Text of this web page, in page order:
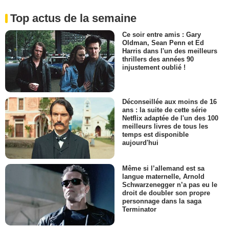
Top actus de la semaine
Ce soir entre amis : Gary
Oldman, Sean Penn et Ed
Harris dans l'un des meilleurs
thrillers des années 90
injustement oublié !
Déconseillée aux moins de 16
ans : la suite de cette série
Netflix adaptée de l'un des 100
meilleurs livres de tous les
temps est disponible
aujourd'hui
Même si l’allemand est sa
langue maternelle, Arnold
Schwarzenegger n’a pas eu le
droit de doubler son propre
personnage dans la saga
Terminator